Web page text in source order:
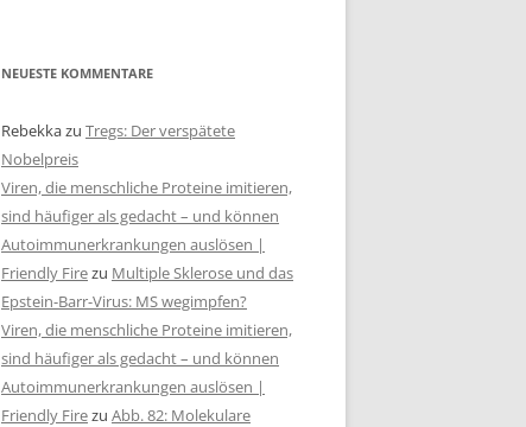
NEUESTE KOMMENTARE
Rebekkazu Tregs: Der verspätete
Nobelpreis
Viren, die menschliche Proteine imitieren,
sind häufiger als gedacht – und können
Autoimmunerkrankungen auslösen |
Friendly Firezu Multiple Sklerose und das
Epstein-Barr-Virus: MS wegimpfen?
Viren, die menschliche Proteine imitieren,
sind häufiger als gedacht – und können
Autoimmunerkrankungen auslösen |
Friendly Firezu Abb. 82: Molekulare